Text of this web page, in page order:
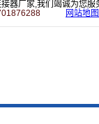
器厂家,我们竭诚为您服
网站地图